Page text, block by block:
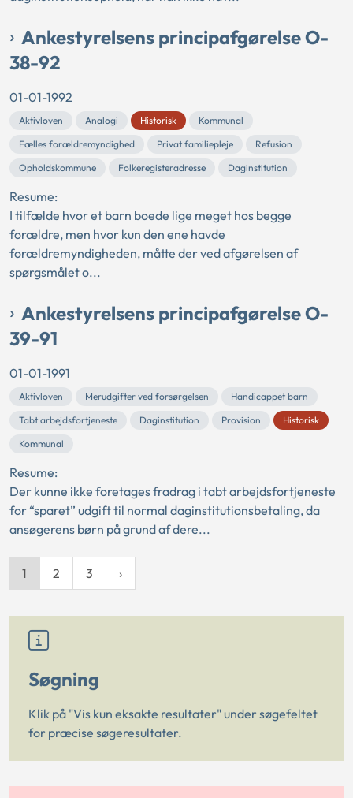
Ankestyrelsens principafgørelse O-
38-92
01-01-1992
Aktivloven Analogi Historisk
Kommunal
Fælles forældremyndighed
Privat familiepleje
Refusion
Opholdskommune
Folkeregisteradresse Daginstitution
Resume:
I tilfælde hvor et barn boede lige meget hos begge
forældre, men hvor kun den ene havde
forældremyndigheden, måtte der ved afgørelsen af
spørgsmålet o...
Ankestyrelsens principafgørelse O-
39-91
01-01-1991
Aktivloven Merudgifter ved forsørgelsen
Handicappet barn
Tabt arbejdsfortjeneste
Daginstitution Provision
Historisk
Kommunal
Resume:
Der kunne ikke foretages fradrag i tabt arbejdsfortjeneste
for “sparet” udgift til normal daginstitutionsbetaling, da
ansøgerens børn på grund af dere...
1 2 3
Søgning
Klik på "Vis kun eksakte resultater" under søgefeltet
for præcise søgeresultater.